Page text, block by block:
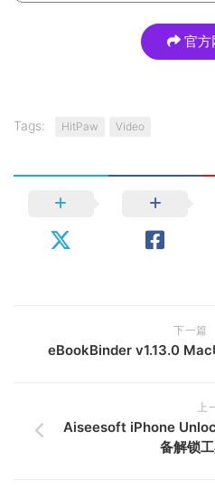
官方
Tags: HitPaw Video
下一篇
eBookBinder v1.13.0 Mac
上
Aiseesoft iPhone
备解锁